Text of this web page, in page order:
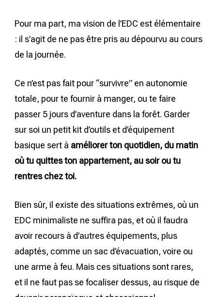
Pour ma part, ma vision de l’EDC est élémentaire
: il s’agit de ne pas être pris au dépourvu au cours
de la journée.
Ce n’est pas fait pour “survivre” en autonomie
totale, pour te fournir à manger, ou te faire
passer 5 jours d’aventure dans la forêt. Garder
sur soi un petit kit d’outils et d’équipement
basique sert à améliorer ton quotidien, du matin
où tu quittes ton appartement, au soir ou tu
rentres chez toi.
Bien sûr, il existe des situations extrêmes, où un
EDC minimaliste ne suffira pas, et où il faudra
avoir recours à d’autres équipements, plus
adaptés, comme un sac d’évacuation, voire ou
une arme à feu. Mais ces situations sont rares,
et il ne faut pas se focaliser dessus, au risque de